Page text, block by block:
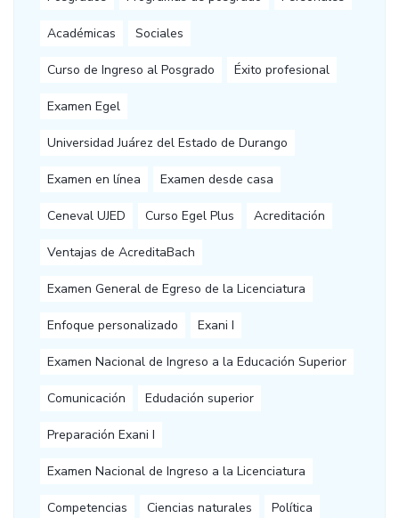
Académicas Sociales
Curso de Ingreso al Posgrado Éxito profesional
Examen Egel
Universidad Juárez del Estado de Durango
Examen en línea Examen desde casa
Ceneval UJED Curso Egel Plus Acreditación
Ventajas de AcreditaBach
Examen General de Egreso de la Licenciatura
Enfoque personalizado Exani I
Examen Nacional de Ingreso a la Educación Superior
Comunicación Edudación superior
Preparación Exani I
Examen Nacional de Ingreso a la Licenciatura
Competencias Ciencias naturales Política